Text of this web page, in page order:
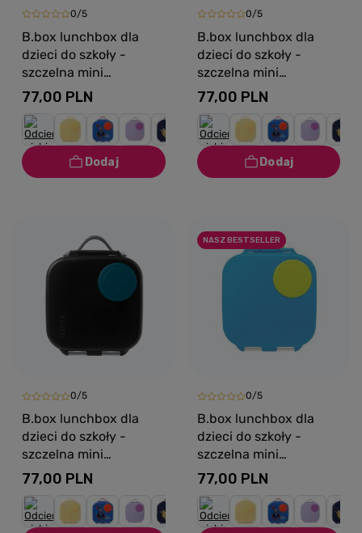
0/5
B.box lunchbox dla
dzieci do szkoły -
szczelna mini
śniadaniówka z
przegródkami Lilac Pop
77,00 PLN
0/5
B.box lunchbox dla
dzieci do szkoły -
szczelna mini
śniadaniówka z
przegródkami Midnight
77,00 PLN
0/5
B.box lunchbox dla
dzieci do szkoły -
szczelna mini
śniadaniówka z
przegródkami Night
Vision
77,00 PLN
NASZ BESTSELLER
0/5
B.box lunchbox dla
dzieci do szkoły -
szczelna mini
śniadaniówka z
przegródkami Ocean
Breeze
77,00 PLN